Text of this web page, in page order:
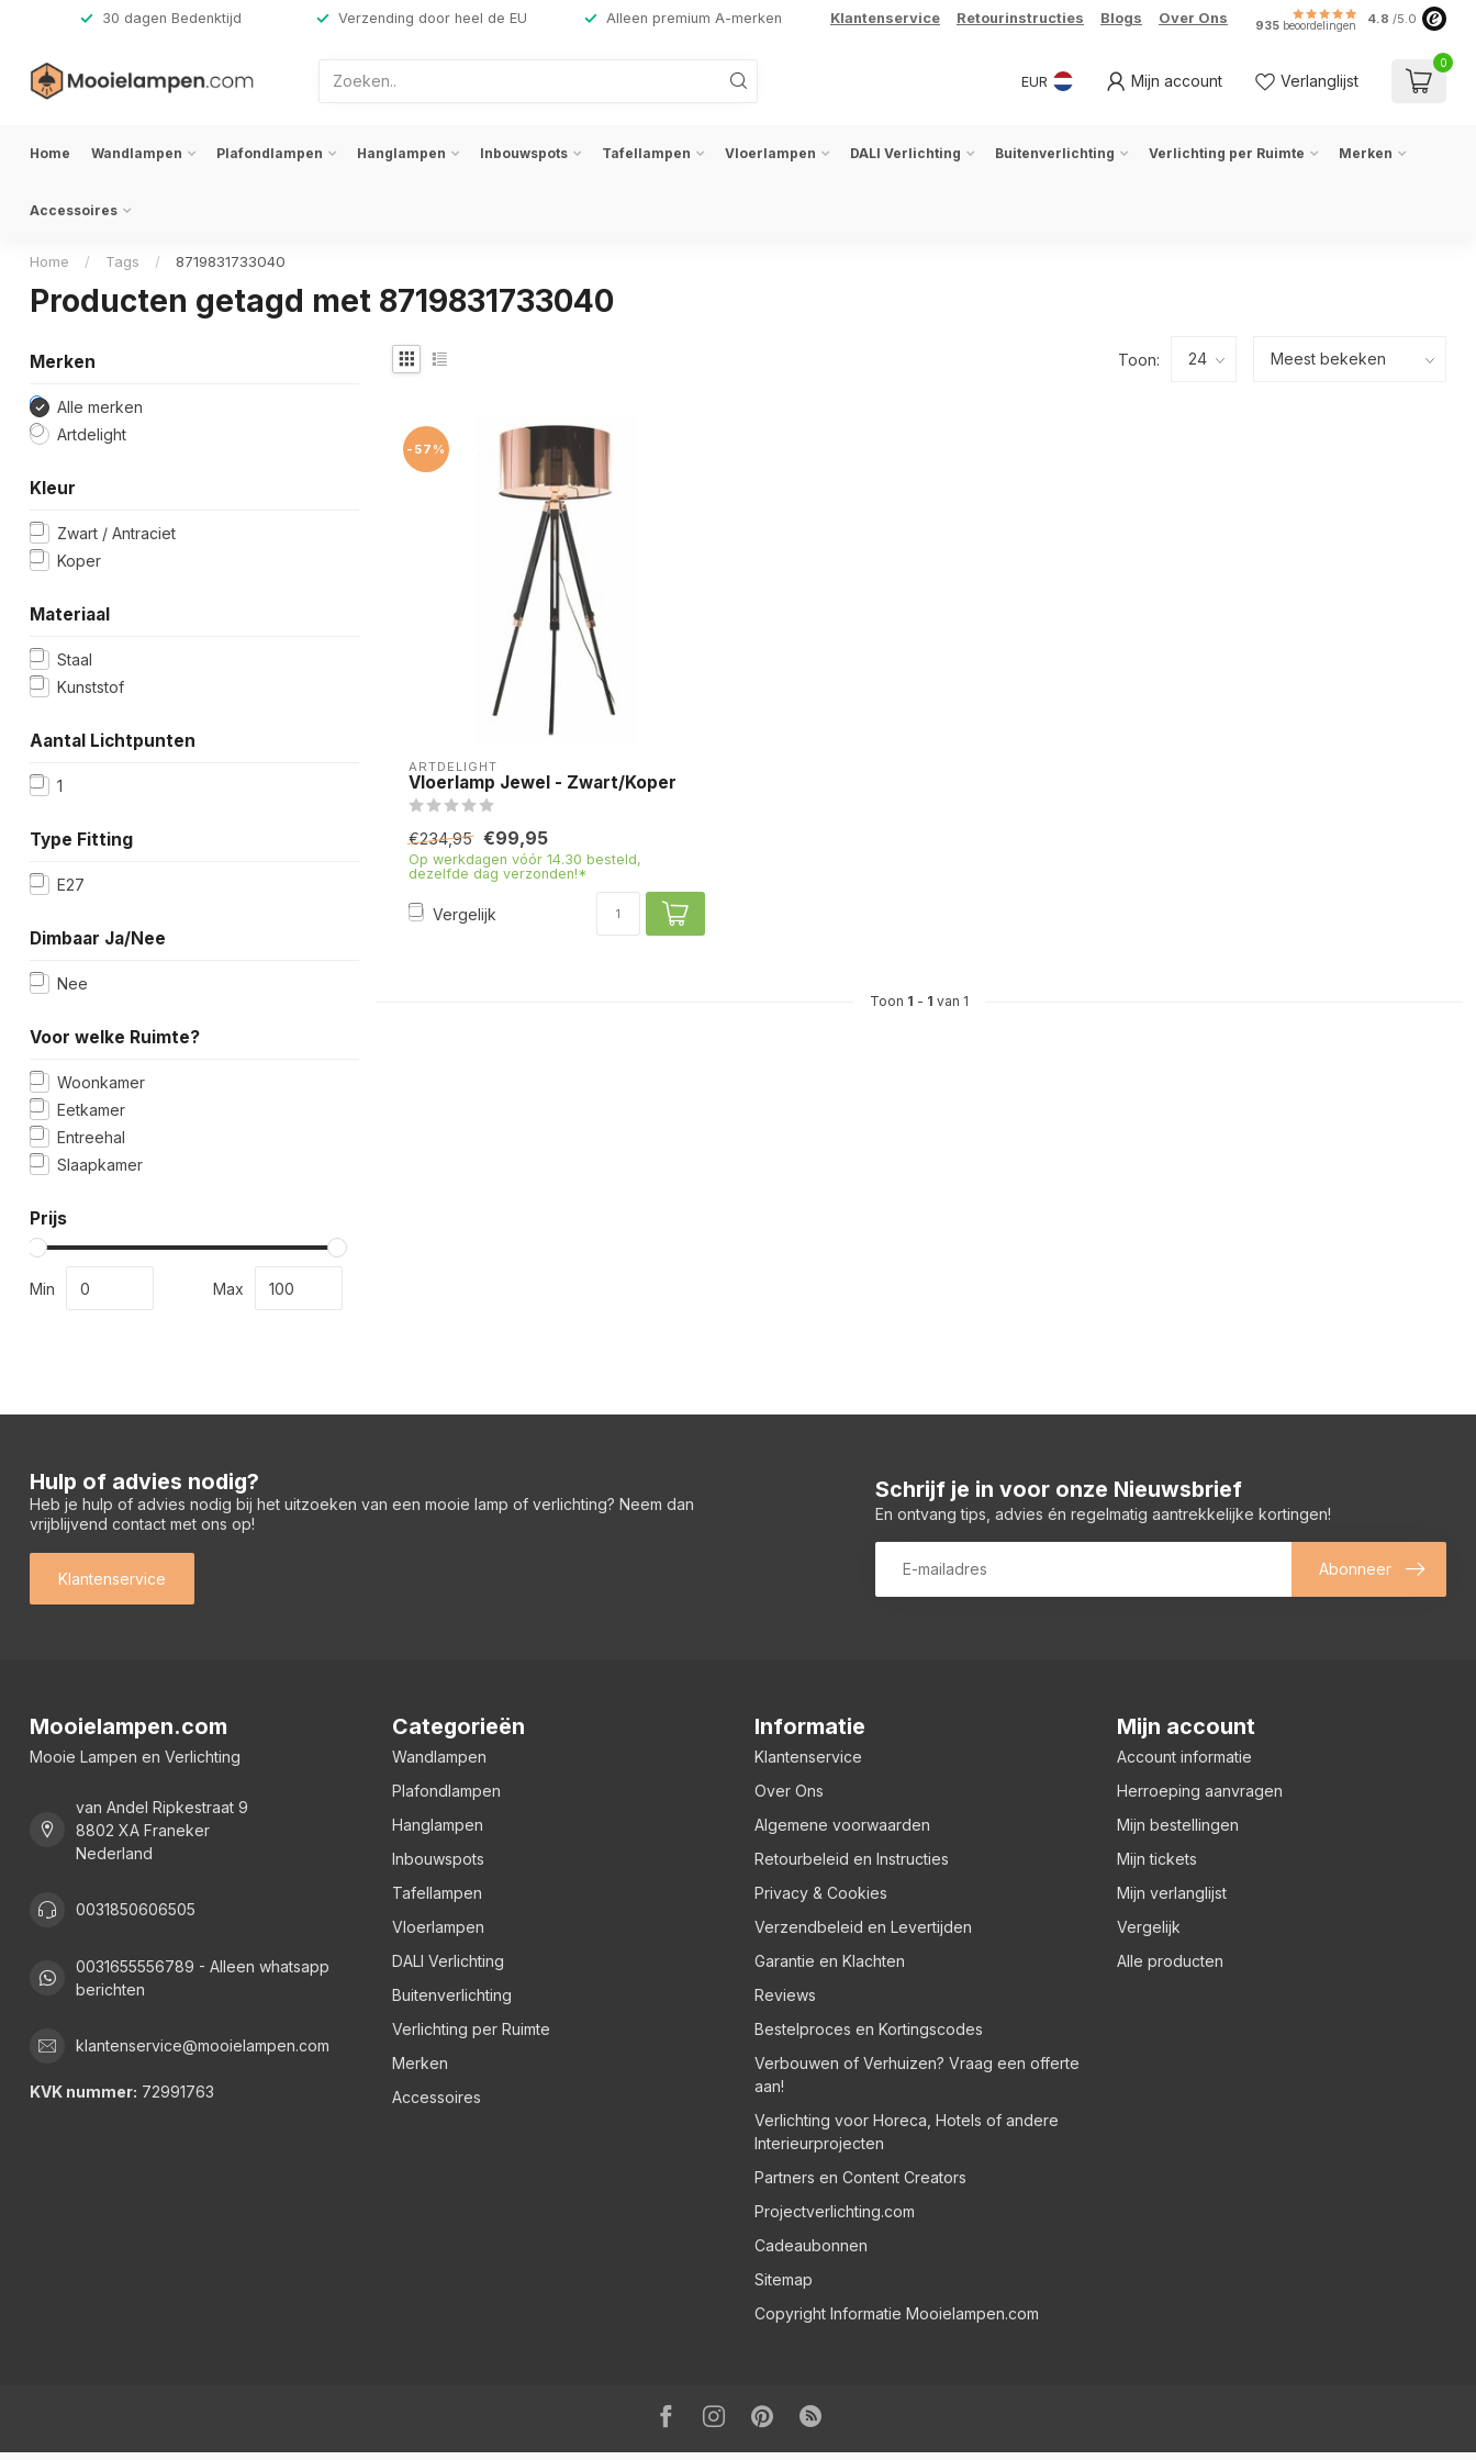
30 dagen Bedenktijd Verzending door heel de EU Alleen premium A-merken Klantenservice Retourinstructies Blogs Over Ons 935 beoordelingen 4.8 /5.0
EUR Mijn account Verlanglijst
0
Home Wandlampen Plafondlampen Hanglampen Inbouwspots Tafellampen Vloerlampen DALI Verlichting Buitenverlichting Verlichting per Ruimte Merken
Accessoires
Home / Tags / 8719831733040
Producten getagd met 8719831733040
Merken
Alle merken
Artdelight
Kleur
Zwart / Antraciet
Koper
Materiaal
Staal
Kunststof
Aantal Lichtpunten
1
Type Fitting
E27
Dimbaar Ja/Nee
Nee
Voor welke Ruimte?
Woonkamer
Eetkamer
Entreehal
Slaapkamer
Prijs
Min Max
Toon:
-57%
ARTDELIGHT
Vloerlamp Jewel - Zwart/Koper
€234,95 €99,95
Op werkdagen vóór 14.30 besteld,
dezelfde dag verzonden!*
Vergelijk
Toon 1 - 1 van 1
Hulp of advies nodig?
Heb je hulp of advies nodig bij het uitzoeken van een mooie lamp of verlichting? Neem dan
vrijblijvend contact met ons op!
Klantenservice
Schrijf je in voor onze Nieuwsbrief
En ontvang tips, advies én regelmatig aantrekkelijke kortingen!
Abonneer
Mooielampen.com
Mooie Lampen en Verlichting
van Andel Ripkestraat 9
8802 XA Franeker
Nederland
0031850606505
0031655556789 - Alleen whatsapp
berichten
klantenservice@mooielampen.com
KVK nummer: 72991763
Categorieën
Wandlampen
Plafondlampen
Hanglampen
Inbouwspots
Tafellampen
Vloerlampen
DALI Verlichting
Buitenverlichting
Verlichting per Ruimte
Merken
Accessoires
Informatie
Klantenservice
Over Ons
Algemene voorwaarden
Retourbeleid en Instructies
Privacy & Cookies
Verzendbeleid en Levertijden
Garantie en Klachten
Reviews
Bestelproces en Kortingscodes
Verbouwen of Verhuizen? Vraag een offerte
aan!
Verlichting voor Horeca, Hotels of andere
Interieurprojecten
Partners en Content Creators
Projectverlichting.com
Cadeaubonnen
Sitemap
Copyright Informatie Mooielampen.com
Mijn account
Account informatie
Herroeping aanvragen
Mijn bestellingen
Mijn tickets
Mijn verlanglijst
Vergelijk
Alle producten